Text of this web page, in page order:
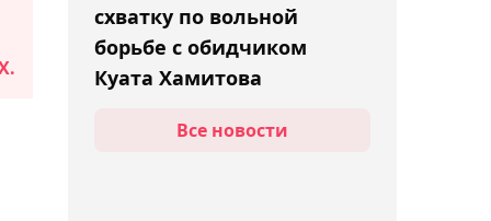
схватку по вольной
борьбе с обидчиком
Куата Хамитова
04:26, 08 августа 2026
Все новости